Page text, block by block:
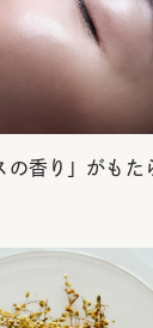
の香り」がもた